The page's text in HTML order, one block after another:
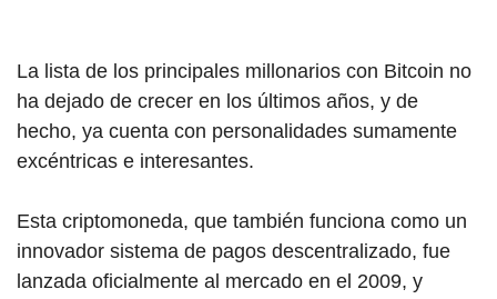
La lista de los principales millonarios con Bitcoin no
ha dejado de crecer en los últimos años, y de
hecho, ya cuenta con personalidades sumamente
excéntricas e interesantes.
Esta criptomoneda, que también funciona como un
innovador sistema de pagos descentralizado, fue
lanzada oficialmente al mercado en el 2009, y